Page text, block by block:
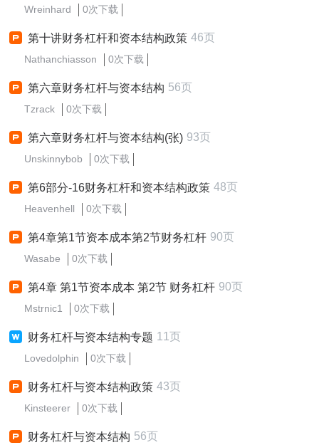
Wreinhard 0次下载
第十讲财务杠杆和资本结构政策 46页
Nathanchiasson 0次下载
第六章财务杠杆与资本结构 56页
Tzrack 0次下载
第六章财务杠杆与资本结构(张) 93页
Unskinnybob 0次下载
第6部分-16财务杠杆和资本结构政策 48页
Heavenhell 0次下载
第4章第1节资本成本第2节财务杠杆 90页
Wasabe 0次下载
第4章 第1节资本成本 第2节 财务杠杆 90页
Mstrnic1 0次下载
财务杠杆与资本结构专题 11页
Lovedolphin 0次下载
财务杠杆与资本结构政策 43页
Kinsteerer 0次下载
财务杠杆与资本结构 56页